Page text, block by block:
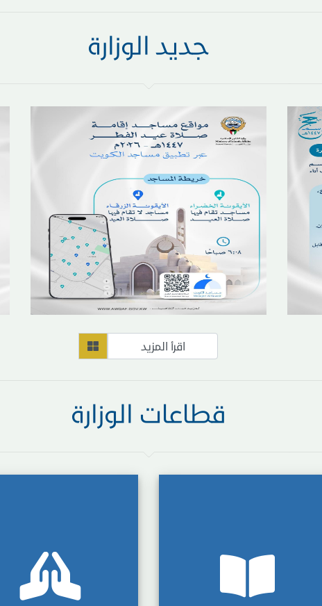
جديد الوزارة
اقرأ المزيد
قطاعات الوزارة